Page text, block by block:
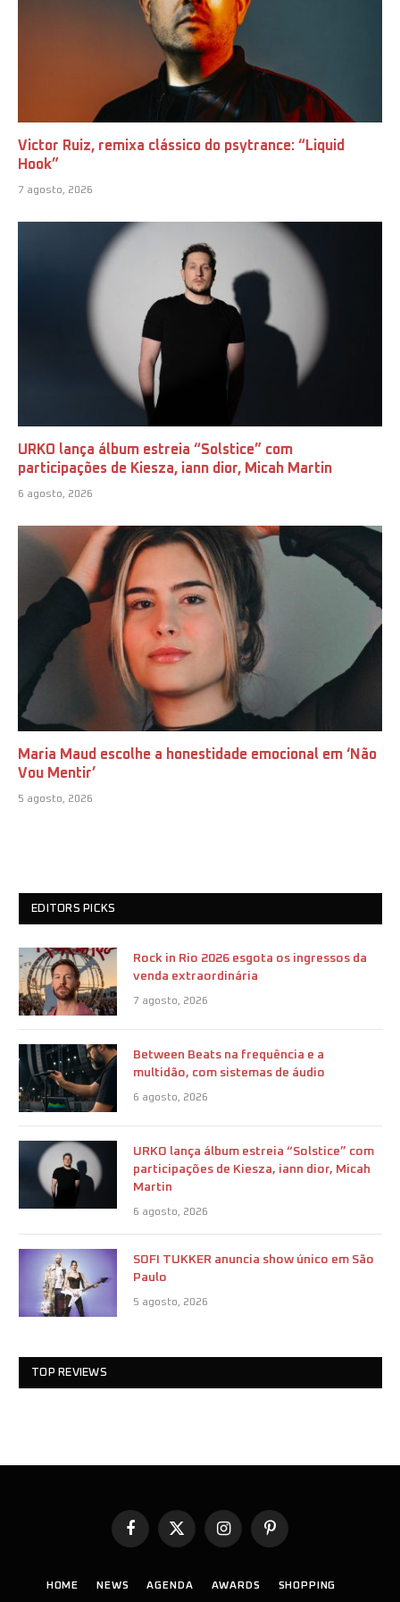
Victor Ruiz, remixa clássico do psytrance: “Liquid
Hook”
7 agosto, 2026
URKO lança álbum estreia “Solstice” com
participações de Kiesza, iann dior, Micah Martin
6 agosto, 2026
Maria Maud escolhe a honestidade emocional em ‘Não
Vou Mentir’
5 agosto, 2026
EDITORS PICKS
Rock in Rio 2026 esgota os ingressos da
venda extraordinária
7 agosto, 2026
Between Beats na frequência e a
multidão, com sistemas de áudio
6 agosto, 2026
URKO lança álbum estreia “Solstice” com
participações de Kiesza, iann dior, Micah
Martin
6 agosto, 2026
SOFI TUKKER anuncia show único em São
Paulo
5 agosto, 2026
TOP REVIEWS
Facebook
X
InstagramPinterest
HOME NEWS AGENDA AWARDS SHOPPING